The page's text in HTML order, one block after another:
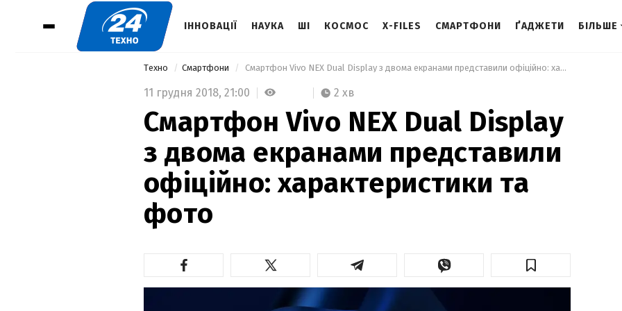
ІННОВАЦІЇ НАУКА ШІ КОСМОС X-FILES СМАРТФОНИ ҐАДЖЕТИ БІЛЬШЕ
Техно Смартфони Смартфон Vivo NEX Dual Display з двома екранами представили офіційно: характеристики та фото
11 грудня 2018, 21:00 2 хв
Смартфон Vivo NEX Dual Display
з двома екранами представили
офіційно: характеристики та
фото